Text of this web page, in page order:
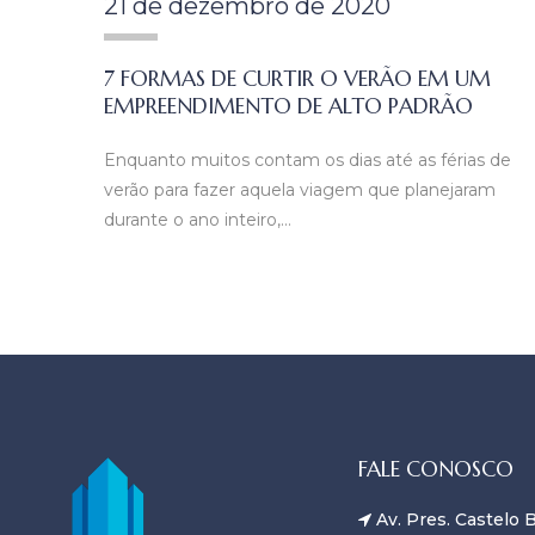
21 de dezembro de 2020
7 FORMAS DE CURTIR O VERÃO EM UM
EMPREENDIMENTO DE ALTO PADRÃO
Enquanto muitos contam os dias até as férias de
verão para fazer aquela viagem que planejaram
durante o ano inteiro,…
FALE CONOSCO
Av. Pres. Castelo